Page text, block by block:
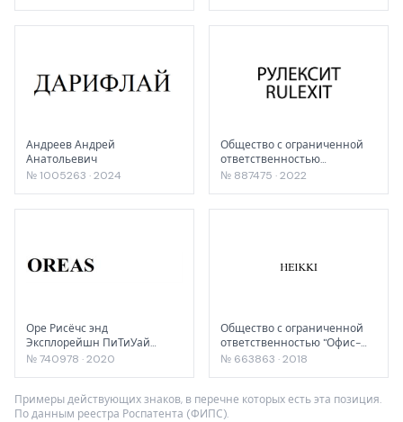
Андреев Андрей
Анатольевич
№ 1005263 · 2024
Общество с ограниченной
ответственностью
"КОМПОНЕНТ"
№ 887475 · 2022
Оре Рисёчс энд
Эксплорейшн ПиТиУай
ЭлТэДэ
№ 740978 · 2020
Общество с ограниченной
ответственностью "Офис-
импэкс"
№ 663863 · 2018
Примеры действующих знаков, в перечне которых есть эта позиция.
По данным реестра Роспатента (ФИПС).